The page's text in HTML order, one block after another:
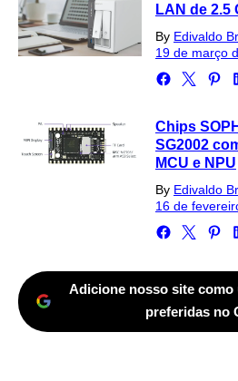
LAN de 2.5
By Edivaldo
19 de março
Chips
SG2002
MCU e NPU
By Edivaldo
16 de
Adicione nosso site como
preferidas no